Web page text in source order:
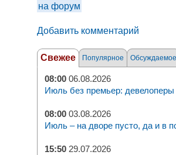
на форум
Добавить комментарий
Свежее Популярное Обсуждаемое
08:00 06.08.2026
Июль без премьер: девелоперы
08:00 03.08.2026
Июль – на дворе пусто, да и в
15:50 29.07.2026